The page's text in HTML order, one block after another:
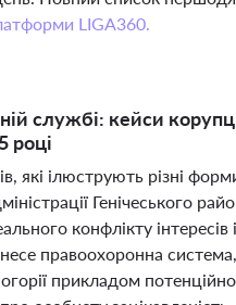
LIGA360.
службі: кейси
році
які ілюструють різні
Генічеського
конфлікту
несе правоохоронна
прикладом